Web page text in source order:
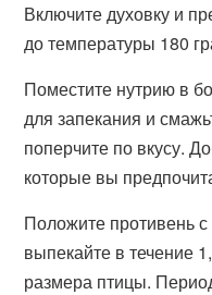
Включите духовку и
до температуры 180
Поместите нутрию в
для запекания и
поперчите по вкусу.
которые вы
Положите противень с
выпекайте в течение
размера птицы.